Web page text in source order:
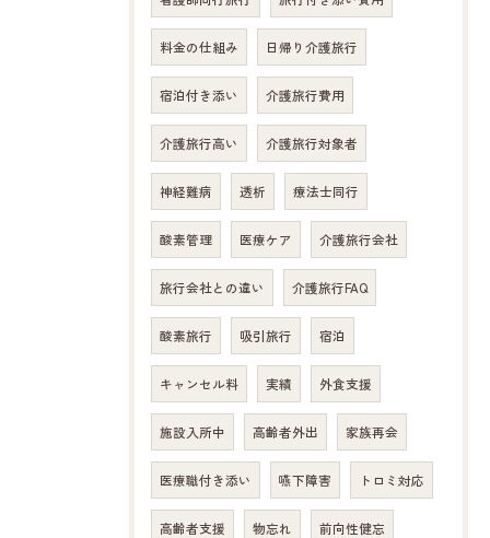
料金の仕組み 日帰り介護旅行
宿泊付き添い 介護旅行費用
介護旅行高い 介護旅行対象者
神経難病 透析 療法士同行
酸素管理 医療ケア 介護旅行会社
旅行会社との違い 介護旅行FAQ
酸素旅行 吸引旅行 宿泊
キャンセル料 実績 外食支援
施設入所中 高齢者外出 家族再会
医療職付き添い 嚥下障害 トロミ対応
高齢者支援 物忘れ 前向性健忘